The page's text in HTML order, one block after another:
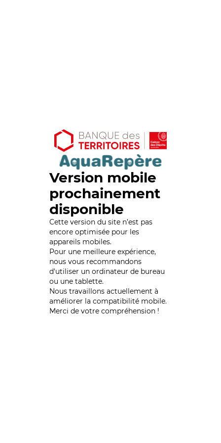
Version mobile
prochainement
disponible
Cette version du site n’est pas
encore optimisée pour les
appareils mobiles.
Pour une meilleure expérience,
nous vous recommandons
d'utiliser un ordinateur de bureau
ou une tablette.
Nous travaillons actuellement à
améliorer la compatibilité mobile.
Merci de votre compréhension !